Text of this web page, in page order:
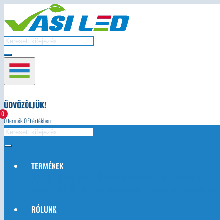
0
ÜDVÖZÖLJÜK!
0termék0Ft értékben
TERMÉKEK
RÓLUNK